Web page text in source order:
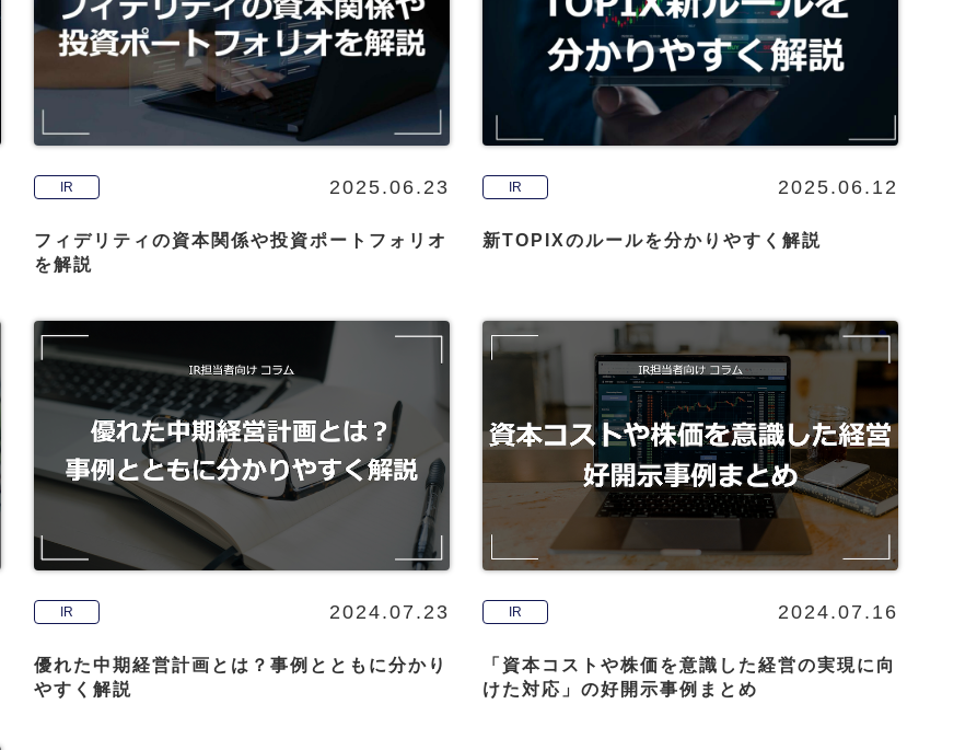
IR 2025.06.23
フィデリティの資本関係や投資ポートフォリオ
を解説
IR 2025.06.12
新TOPIXのルールを分かりやすく解説
IR 2024.07.23
優れた中期経営計画とは？事例とともに分かり
やすく解説
IR 2024.07.16
「資本コストや株価を意識した経営の実現に向
けた対応」の好開示事例まとめ